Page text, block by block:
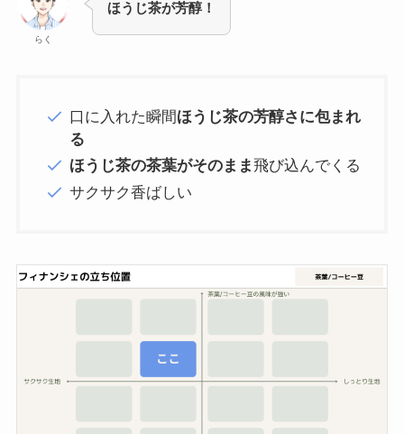
らく
ほうじ茶が芳醇！
口に入れた瞬間ほうじ茶の芳醇さに包まれ
る
ほうじ茶の茶葉がそのまま飛び込んでくる
サクサク香ばしい